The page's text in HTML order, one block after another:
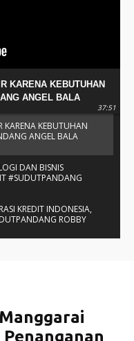
KARENA KEBUTUHAN
ANGEL BALA
37:51
KARENA KEBUTUHAN
ANGEL BALA
DAN BISNIS
#SUDUTPANDANG
KREDIT INDONESIA,
ROBBY
SMP KATOLIK
OKTO - MENATA